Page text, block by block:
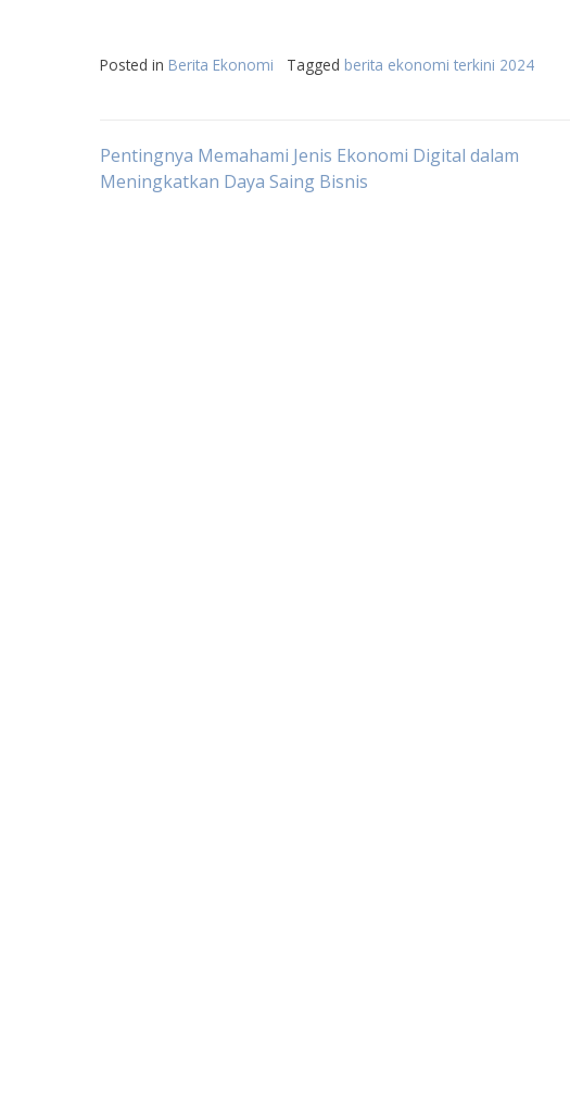
Posted in Berita Ekonomi Tagged berita ekonomi terkini 2024
Post
Pentingnya Memahami Jenis Ekonomi Digital dalam
Meningkatkan Daya Saing Bisnis